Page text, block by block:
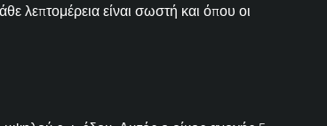
λεπτομέρεια είναι σωστή και όπου οι